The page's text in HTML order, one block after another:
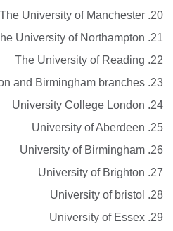
The University of Manchester
University of Northampton
The University of Reading
and Birmingham branches
University College London
University of Aberdeen
University of Birmingham
University of Brighton
University of bristol
University of Essex